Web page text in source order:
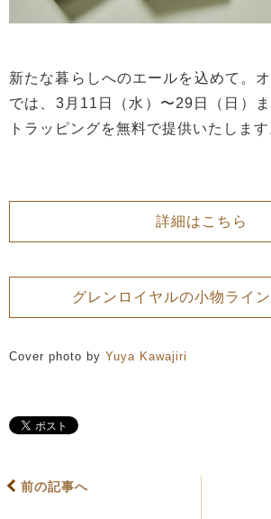
新たな暮らしへのエールを込めて。
では、3月11日（水）〜29日（日）
トラッピングを無料で提供いたします
詳細はこちら
グレンロイヤルの小物ライ
Cover photo by Yuya Kawajiri
前の記事へ